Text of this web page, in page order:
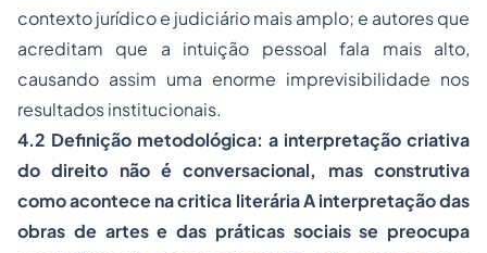
contexto jurídico e judiciário mais amplo; e autores que
acreditam que a intuição pessoal fala mais alto,
causando assim uma enorme imprevisibilidade nos
resultados institucionais.
4.2 Definição metodológica: a interpretação criativa
do direito não é conversacional, mas construtiva
como acontece na critica literária A interpretação das
obras de artes e das práticas sociais se preocupa